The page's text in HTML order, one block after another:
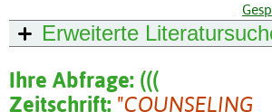
Erweiterte
Ihre Abfrage: (((
Zeitschrift: "COUNSELING